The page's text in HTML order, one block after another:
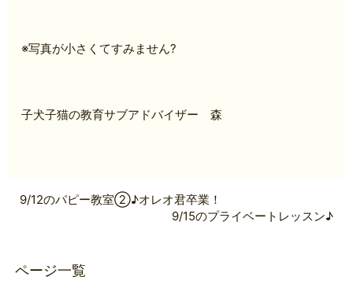
※写真が小さくてすみません?
子犬子猫の教育サブアドバイザー 森
9/12のパピー教室②♪オレオ君卒業！
9/15のプライベートレッスン♪